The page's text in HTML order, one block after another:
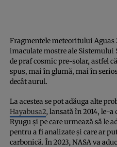
Fragmentele meteoritului Aguas
imaculate mostre ale
de praf cosmic pre-solar, astfel
spus, mai în glumă, mai în
decât aurul.
La acestea se pot adăuga alte
Hayabusa2, lansată în 2014, le-
Ryugu și pe care urmează să le
pentru a fi analizate și care ar
carbonică. În 2023, NASA va